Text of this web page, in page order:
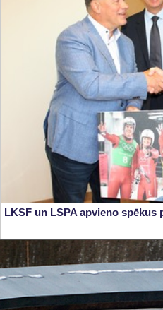
LKSF un LSPA apvieno spēkus